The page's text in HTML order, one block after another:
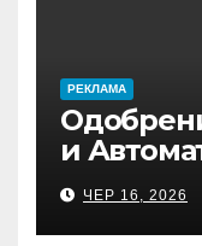
PЕКЛАМА
и
на
Проверь
ЧЕР 16, 2026